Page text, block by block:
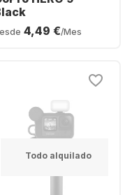
4,49 €/Mes
Todo alquilado